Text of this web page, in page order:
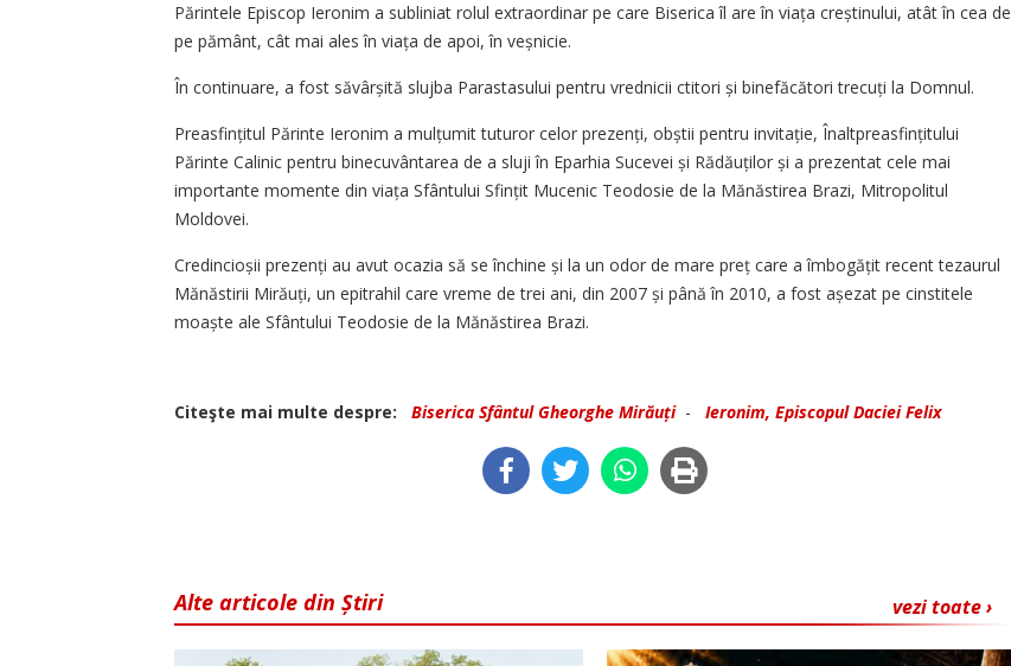
Părintele Episcop Ieronim a subliniat rolul extraordinar pe care Biserica îl are în viața creștinului, atât în cea de
pe pământ, cât mai ales în viața de apoi, în veșnicie.
În continuare, a fost săvârșită slujba Parastasului pentru vrednicii ctitori și binefăcători trecuți la Domnul.
Preasfințitul Părinte Ieronim a mulțumit tuturor celor prezenți, obștii pentru invitație, Înaltpreasfințitului
Părinte Calinic pentru binecuvântarea de a sluji în Eparhia Sucevei și Rădăuților și a prezentat cele mai
importante momente din viața Sfântului Sfințit Mucenic Teodosie de la Mănăstirea Brazi, Mitropolitul
Moldovei.
Credincioșii prezenți au avut ocazia să se închine și la un odor de mare preț care a îmbo­gățit recent tezaurul
Mănăstirii Mirăuți, un epitrahil care vreme de trei ani, din 2007 și până în 2010, a fost așezat pe cinstitele
moaște ale Sfântului Teodosie de la Mănăstirea Brazi.
Citeşte mai multe despre: Biserica Sfântul Gheorghe Mirăuți- Ieronim, Episcopul Daciei Felix
vezi toate ›
Alte articole din Știri